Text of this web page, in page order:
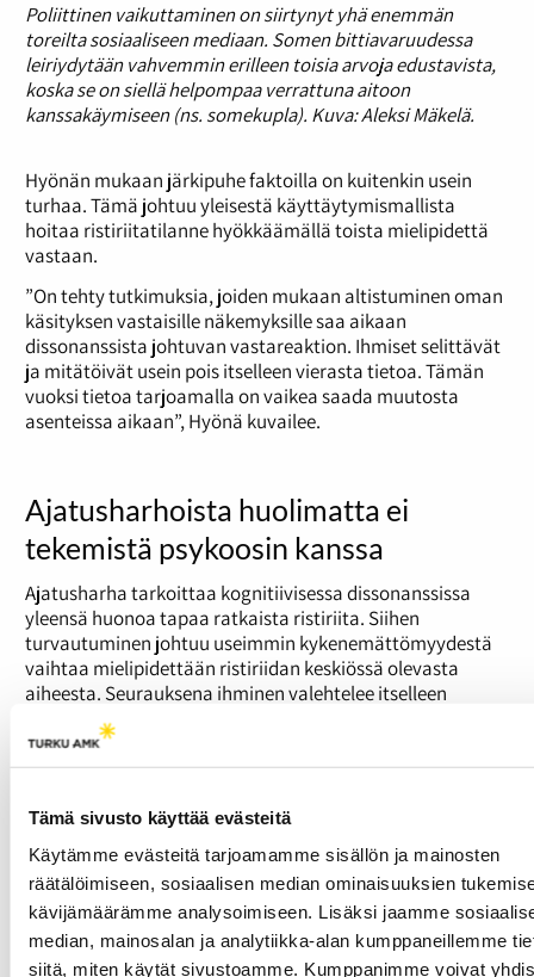
Tämä sivusto käyttää evästeitä
Käytämme evästeitä tarjoamamme sisällön ja mainosten
räätälöimiseen, sosiaalisen median ominaisuuksien
kävijämäärämme analysoimiseen. Lisäksi jaamme
median, mainosalan ja analytiikka-alan kumppaneillemme
siitä, miten käytät sivustoamme. Kumppanimme voivat
Poliittinen vaikuttaminen on siirtynyt yhä enemmän
toreilta sosiaaliseen mediaan. Somen bittiavaruudessa
leiriydytään vahvemmin erilleen toisia arvoja edustavista,
koska se on siellä helpompaa verrattuna aitoon
kanssakäymiseen (ns. somekupla). Kuva: Aleksi Mäkelä.
Hyönän mukaan järkipuhe faktoilla on kuitenkin usein
turhaa. Tämä johtuu yleisestä käyttäytymismallista
hoitaa ristiriitatilanne hyökkäämällä toista mielipidettä
vastaan.
”On tehty tutkimuksia, joiden mukaan altistuminen oman
käsityksen vastaisille näkemyksille saa aikaan
dissonanssista johtuvan vastareaktion. Ihmiset selittävät
ja mitätöivät usein pois itselleen vierasta tietoa. Tämän
vuoksi tietoa tarjoamalla on vaikea saada muutosta
asenteissa aikaan”, Hyönä kuvailee.
Ajatusharhoista huolimatta ei
tekemistä psykoosin kanssa
Ajatusharha tarkoittaa kognitiivisessa dissonanssissa
yleensä huonoa tapaa ratkaista ristiriita. Siihen
turvautuminen johtuu useimmin kykenemättömyydestä
vaihtaa mielipidettään ristiriidan keskiössä olevasta
aiheesta. Seurauksena ihminen valehtelee itselleen
uskoen myös itsepetokseensa. Esimerkkinä voidaan pitää
riippuvaista, joka alitajuisesti tiedostaa ongelmansa,
mutta ei kykene olemaan rehellinen itselleen ja
Näitä ajatusharhoja ei silti voi verrata psykoottiseen
tilaan, vaikka niissä todellisuuden havaitseminen onkin
hieman häiriintynyt. Psykoosissa on kyse
realiteettitestauksen pettämisestä. Realiteettitestaus on
ihmisen sisäinen mittari, joka kertoo mikä on totta ja mikä
ei. Sen pettäessä ei osata erottaa toisistaan vahvasti